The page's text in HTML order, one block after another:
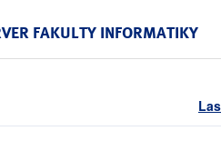
FAKULTY INFORMATIKY